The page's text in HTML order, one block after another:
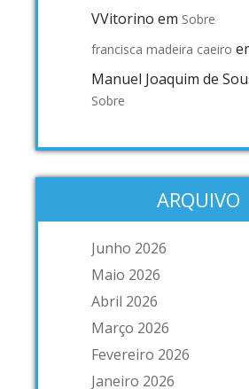
VVitorino em Sobre
francisca madeira caeiro
Manuel Joaquim de
Sobre
ARQUIVO
Junho 2026
Maio 2026
Abril 2026
Março 2026
Fevereiro 2026
Janeiro 2026